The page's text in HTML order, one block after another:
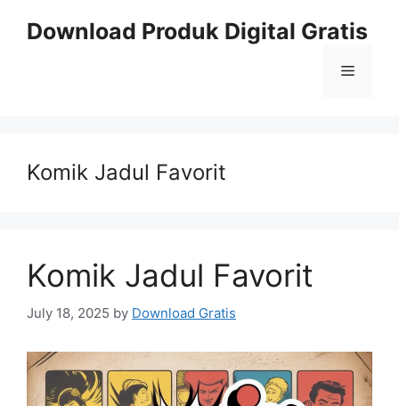
Download Produk Digital Gratis
Menu
Komik Jadul Favorit
Komik Jadul Favorit
July 18, 2025 by Download Gratis